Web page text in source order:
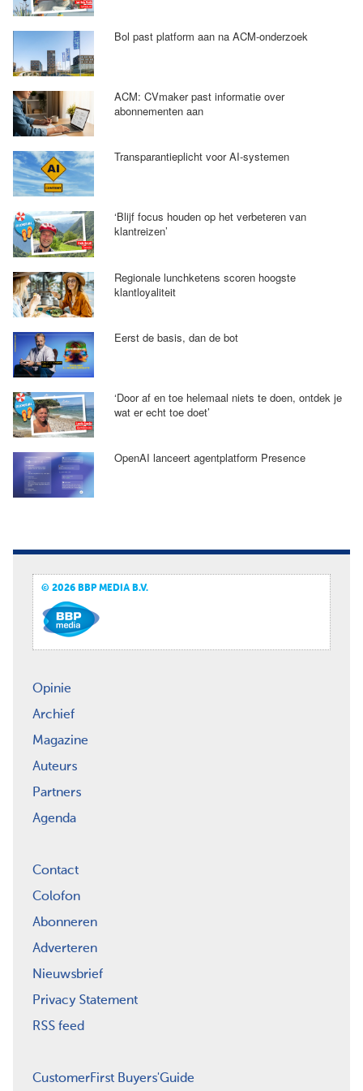
Bol past platform aan na ACM-onderzoek
ACM: CVmaker past informatie over
abonnementen aan
Transparantieplicht voor AI-systemen
‘Blijf focus houden op het verbeteren van
klantreizen’
Regionale lunchketens scoren hoogste
klantloyaliteit
Eerst de basis, dan de bot
‘Door af en toe helemaal niets te doen, ontdek je
wat er echt toe doet’
OpenAI lanceert agentplatform Presence
© 2026 BBP MEDIA B.V.
Opinie
Archief
Magazine
Auteurs
Partners
Agenda
Contact
Colofon
Abonneren
Adverteren
Nieuwsbrief
Privacy Statement
RSS feed
CustomerFirst Buyers'Guide